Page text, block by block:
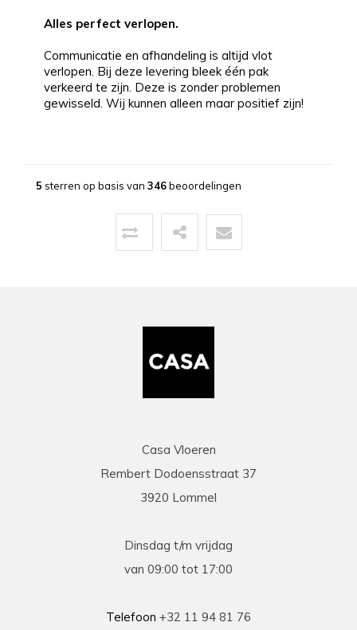
alles perfect verlopen.
Communicatie en afhandeling is altijd vlot
verlopen. Bij deze levering bleek één pak
verkeerd te zijn. Deze is zonder problemen
gewisseld. Wij kunnen alleen maar positief zijn!
13-03-2026
Uitstekende service zowel voor, tijdens als na
vermelding voor de heel vriendelijke en
benodigdheden leverde en ons hielp om deze
Prima geholpen bij zowel de keuze als plaatsing
problemen tijdens plaatsing .
5 sterren op basis van 346beoordelingen
Casa Vloeren
Rembert Dodoensstraat 37
3920 Lommel
Dinsdag t/m vrijdag
van 09:00 tot 17:00
Telefoon +32 11 94 81 76